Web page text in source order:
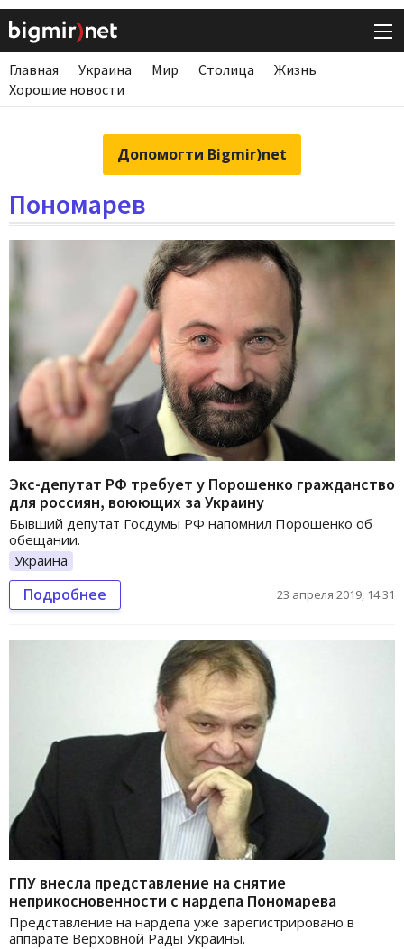
Главная Украина Мир Столица
Жизнь
Хорошие новости
Допомогти Bigmir)net
Пономарев
Экс-депутат РФ требует у Порошенко гражданство
для россиян, воюющих за Украину
Бывший депутат Госдумы РФ напомнил Порошенко об
обещании.
Украина
Подробнее 23 апреля 2019, 14:31
ГПУ внесла представление на снятие
неприкосновенности с нардепа Пономарева
Представление на нардепа уже зарегистрировано в
аппарате Верховной Рады Украины.